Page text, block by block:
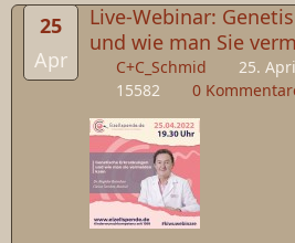
25
Apr
Live-Webinar:
und wie man Sie
C+C_Schmid
25.
15582
0